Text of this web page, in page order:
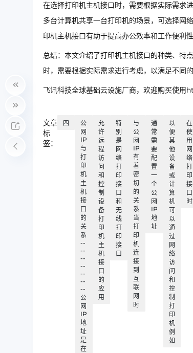
在选择打印机主机接口时，需要根据实际需求
多台计算机共享一台打印机的场景，可选择网
印机主机接口有助于提高办公效率和工作便利性
总结：本文介绍了打印机主机接口的种类、特
时，需要根据实际需求进行考虑，以满足不同的
飞讯科技全球基础云设施厂商，欢迎购买使
文章
标
签：
四
公
网
IP
与
打
印
机
主
机
接
口
的
关
系
--
--
--
--
--
--
--
公
网
IP
地
址
是
在
允
许
远
程
访
问
和
控
制
设
备
打
印
机
主
机
接
口
的
应
用
特
别
是
网
络
打
印
接
口
和
无
线
打
印
接
口
与
公
网
IP
有
着
密
切
的
关
系
当
打
印
机
连
接
到
互
联
网
时
通
常
需
要
配
置
一
个
公
网
IP
地
址
以
便
其
他
设
备
或
计
算
机
可
以
通
过
网
络
访
问
和
控
制
打
印
机
例
如
在
使
用
网
络
打
印
接
口
时